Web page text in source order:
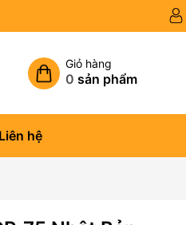
Giỏ hàng
0 sản phẩm
Liên hệ